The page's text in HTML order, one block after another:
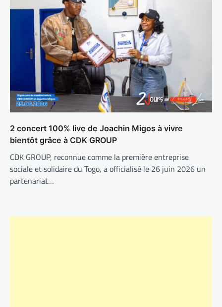
2 concert 100% live de Joachin Migos à vivre
bientôt grâce à CDK GROUP
CDK GROUP, reconnue comme la première entreprise
sociale et solidaire du Togo, a officialisé le 26 juin 2026 un
partenariat…